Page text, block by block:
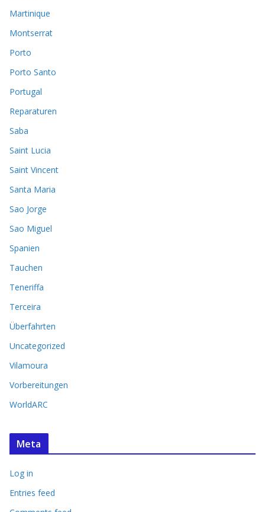
Martinique
Montserrat
Porto
Porto Santo
Portugal
Reparaturen
Saba
Saint Lucia
Saint Vincent
Santa Maria
Sao Jorge
Sao Miguel
Spanien
Tauchen
Teneriffa
Terceira
Überfahrten
Uncategorized
Vilamoura
Vorbereitungen
WorldARC
Meta
Log in
Entries feed